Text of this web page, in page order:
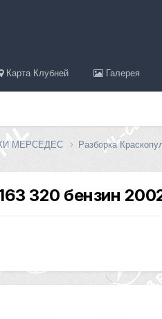
Карта Клубней Галерея
МЕРСЕДЕС Разборка
320 бензин